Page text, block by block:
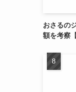
おさるの
額を考察